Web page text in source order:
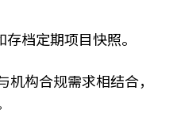
档定期项目快照。
构合规需求相结合，